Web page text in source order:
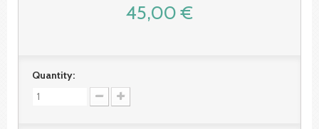
45,00 €
Quantity: